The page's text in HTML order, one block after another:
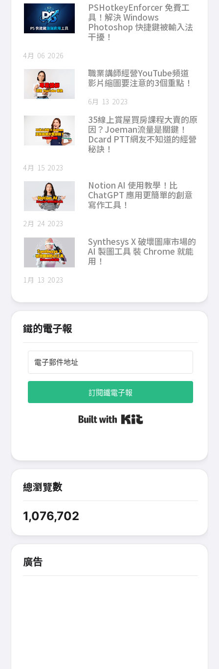
PSHotkeyEnforcer 免費工
具！解決 Windows
Photoshop 快捷鍵被輸入法
干擾！
4月 06 2026
職業講師經營YouTube頻道
影片縮圖要注意的3個重點！
6月 13 2023
35線上賞屋買房課程大賣的原
因？Joeman流量是關鍵！
Dcard PTT網友不知道的經營
秘訣！
4月 15 2023
Notion AI 使用教學！比
ChatGPT 應用更簡單的創意
寫作工具！
2月 24 2023
Synthesys X 破壞圖庫市場的
AI 製圖工具 裝 Chrome 就能
用！
1月 13 2023
鐵的電子報
訂閱鐵電子報
總瀏覽數
1,076,702
廣告